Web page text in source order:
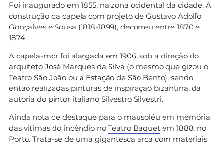
Foi inaugurado em 1855, na zona ocidental da cidade. A
construção da capela com projeto de Gustavo Adolfo
Gonçalves e Sousa (1818-1899), decorreu entre 1870 e
1874.
A capela-mor foi alargada em 1906, sob a direção do
arquiteto José Marques da Silva (o mesmo que gizou o
Teatro São João ou a Estação de São Bento), sendo
então realizadas pinturas de inspiração bizantina, da
autoria do pintor italiano Silvestro Silvestri.
Ainda nota de destaque para o mausoléu em memória
das vítimas do incêndio no Teatro Baquet em 1888, no
Porto. Trata-se de uma gigantesca arca com materiais